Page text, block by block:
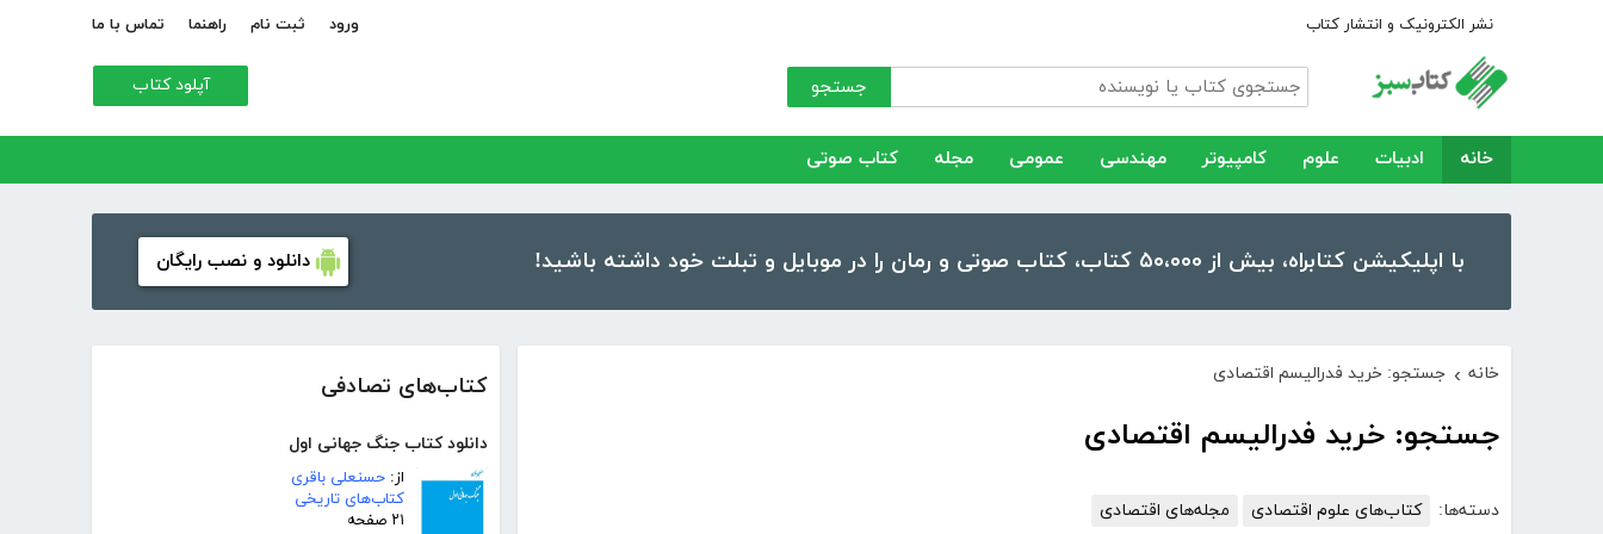
نشر الکترونیک و انتشار کتاب ورود ثبت نام راهنما تماس با ما
جستجو آپلود کتاب
خانه ادبیات علوم کامپیوتر مهندسی عمومی مجله کتاب صوتی
با اپلیکیشن کتابراه، بیش از ۵۰،۰۰۰ کتاب، کتاب صوتی و رمان را در موبایل و تبلت خود داشته باشید! دانلود و نصب رایگان
کتاب‌های تصادفی
دانلود کتاب جنگ جهانی اول
از: حسنعلی باقری
کتاب‌های تاریخی
۲۱ صفحه
خانه › جستجو: خرید فدرالیسم اقتصادی
جستجو: خرید فدرالیسم اقتصادی
دسته‌ها: کتاب‌های علوم اقتصادی مجله‌های اقتصادی